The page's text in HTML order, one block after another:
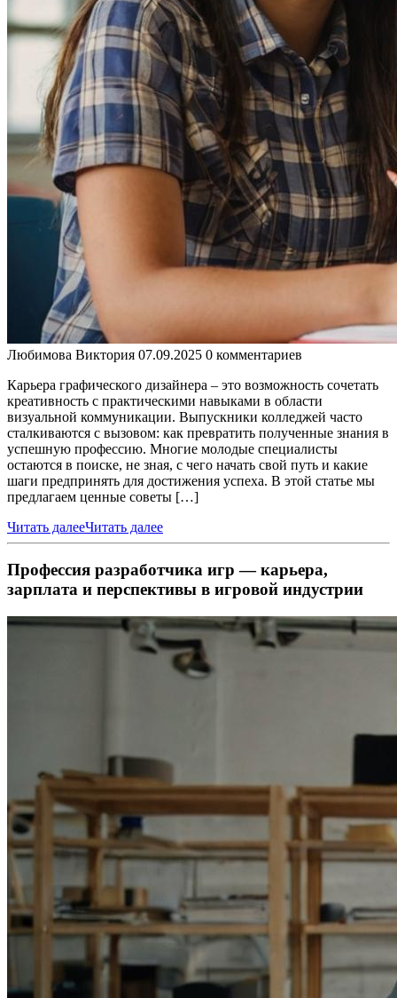
Любимова Виктория 07.09.2025 0 комментариев
Карьера графического дизайнера – это возможность сочетать
креативность с практическими навыками в области
визуальной коммуникации. Выпускники колледжей часто
сталкиваются с вызовом: как превратить полученные знания в
успешную профессию. Многие молодые специалисты
остаются в поиске, не зная, с чего начать свой путь и какие
шаги предпринять для достижения успеха. В этой статье мы
предлагаем ценные советы […]
Читать далееЧитать далее
Профессия разработчика игр — карьера,
зарплата и перспективы в игровой индустрии